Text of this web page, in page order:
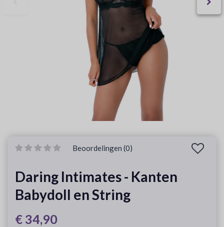
Beoordelingen (0)
Daring Intimates - Kanten
Babydoll en String
€ 34,90